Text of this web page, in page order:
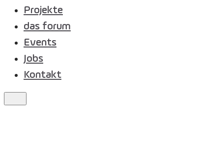
Projekte
das forum
Events
Jobs
Kontakt